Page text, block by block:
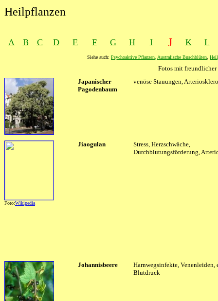
Heilpflanzen
A B C D E F G H I J K L
Siehe auch: Psychoaktive Pflanzen Australische Buschblüten
Fotos mit
Japanischer
Pagodenbaum
venöse Stauungen,
Foto:Wikipedia
Jiaogulan
Stress, Herzschwäche,
Durchblutungsförderung,
Johannisbeere
Harnwegsinfekte, Venenleiden,
Blutdruck